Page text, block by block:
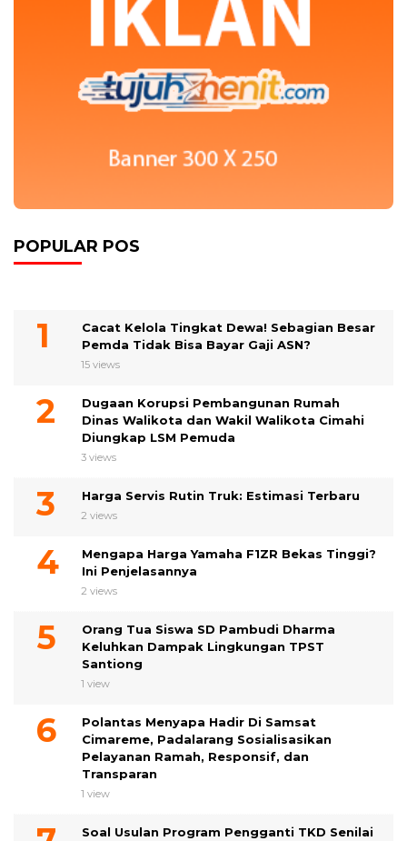
POPULAR POS
Cacat Kelola Tingkat Dewa! Sebagian Besar
Pemda Tidak Bisa Bayar Gaji ASN?
15 views
Dugaan Korupsi Pembangunan Rumah
Dinas Walikota dan Wakil Walikota Cimahi
Diungkap LSM Pemuda
3 views
Harga Servis Rutin Truk: Estimasi Terbaru
2 views
Mengapa Harga Yamaha F1ZR Bekas Tinggi?
Ini Penjelasannya
2 views
Orang Tua Siswa SD Pambudi Dharma
Keluhkan Dampak Lingkungan TPST
Santiong
1 view
Polantas Menyapa Hadir Di Samsat
Cimareme, Padalarang Sosialisasikan
Pelayanan Ramah, Responsif, dan
Transparan
1 view
Soal Usulan Program Pengganti TKD Senilai